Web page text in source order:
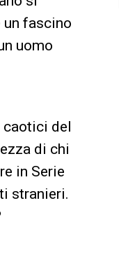
un fascino
uomo
caotici del
di chi
in Serie
stranieri.